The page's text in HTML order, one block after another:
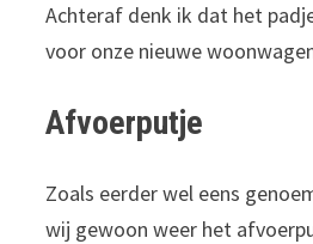
Achteraf denk ik dat het
voor onze nieuwe
Afvoerputje
Zoals eerder wel eens
wij gewoon weer het